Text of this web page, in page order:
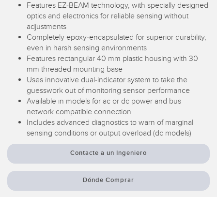
Sensores de Radar
Sensores Ultrasónicos
Amplificadores de Fibra Óptica
Fiber Optics
Slot and Label Sensors
Sensores de Marca de Registro, Color y Luminiscencia
Pick-to Light Sensors
Sensores de Temperatura
Matrices de Detección y Sensores de Haz Ancho
Sensores de Monitoreo de Condiciones
Monitoreo de Condiciones: Mantenimiento Predictivo y
Preventivo
Eficiencia General de Los Equipos (OEE)
Mantenimiento Predictivo
Mantenimiento Predictivo
Monitoreo Remoto
Monitoreo de Nivel en Tanque
ENLACES RELACIONADOS
IO-Link
Features EZ-BEAM technology, with specially designed
optics and electronics for reliable sensing without
adjustments
Completely epoxy-encapsulated for superior durability,
even in harsh sensing environments
Features rectangular 40 mm plastic housing with 30
mm threaded mounting base
Uses innovative dual-indicator system to take the
guesswork out of monitoring sensor performance
Available in models for ac or dc power and bus
network compatible connection
Includes advanced diagnostics to warn of marginal
sensing conditions or output overload (dc models)
Contacte a un Ingeniero
Dónde Comprar